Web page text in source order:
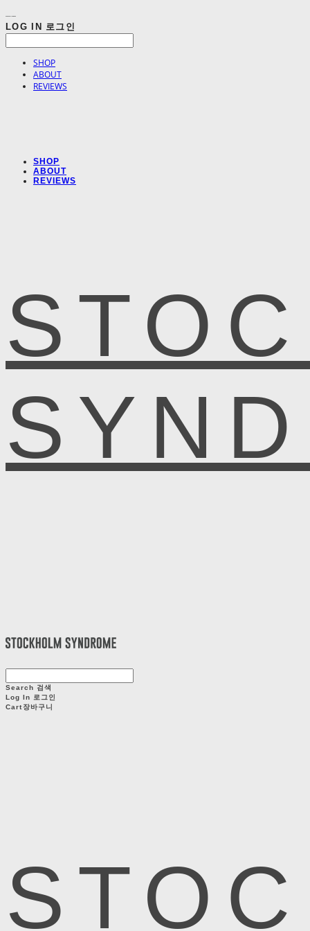
LOG IN 로그인
SHOP
ABOUT
REVIEWS
SHOP
ABOUT
REVIEWS
Search 검색
Log In 로그인
Cart장바구니